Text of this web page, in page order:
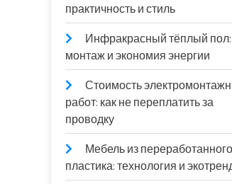
практичность и стиль
Инфракрасный тёплый пол:
монтаж и экономия энергии
Стоимость
работ: как не переплатить за
проводку
Мебель из переработанного
пластика: технология и